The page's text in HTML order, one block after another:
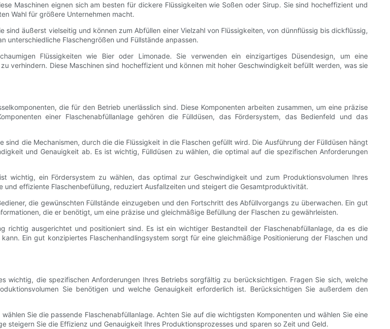
Maschinen eignen sich am besten für dickere Flüssigkeiten wie Soßen oder Sirup. Sie sind hocheffizient und
Wahl für größere Unternehmen macht.
sind äußerst vielseitig und können zum Abfüllen einer Vielzahl von Flüssigkeiten, von dünnflüssig bis dickflüssig,
unterschiedliche Flaschengrößen und Füllstände anpassen.
Flüssigkeiten wie Bier oder Limonade. Sie verwenden ein einzigartiges Düsendesign, um eine
verhindern. Diese Maschinen sind hocheffizient und können mit hoher Geschwindigkeit befüllt werden, was sie
die für den Betrieb unerlässlich sind. Diese Komponenten arbeiten zusammen, um eine präzise
einer Flaschenabfüllanlage gehören die Fülldüsen, das Fördersystem, das Bedienfeld und das
die Mechanismen, durch die die Flüssigkeit in die Flaschen gefüllt wird. Die Ausführung der Fülldüsen hängt
und Genauigkeit ab. Es ist wichtig, Fülldüsen zu wählen, die optimal auf die spezifischen Anforderungen
wichtig, ein Fördersystem zu wählen, das optimal zur Geschwindigkeit und zum Produktionsvolumen Ihres
effiziente Flaschenbefüllung, reduziert Ausfallzeiten und steigert die Gesamtproduktivität.
die gewünschten Füllstände einzugeben und den Fortschritt des Abfüllvorgangs zu überwachen. Ein gut
die er benötigt, um eine präzise und gleichmäßige Befüllung der Flaschen zu gewährleisten.
richtig ausgerichtet und positioniert sind. Es ist ein wichtiger Bestandteil der Flaschenabfüllanlage, da es die
Ein gut konzipiertes Flaschenhandlingsystem sorgt für eine gleichmäßige Positionierung der Flaschen und
wichtig, die spezifischen Anforderungen Ihres Betriebs sorgfältig zu berücksichtigen. Fragen Sie sich, welche
Sie benötigen und welche Genauigkeit erforderlich ist. Berücksichtigen Sie außerdem den
Sie die passende Flaschenabfüllanlage. Achten Sie auf die wichtigsten Komponenten und wählen Sie eine
Sie die Effizienz und Genauigkeit Ihres Produktionsprozesses und sparen so Zeit und Geld.